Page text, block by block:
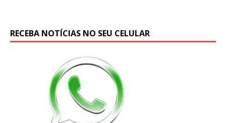
RECEBA NOTÍCIAS NO SEU CELULAR